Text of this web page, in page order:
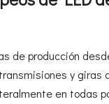
de producción
y giras
en todas